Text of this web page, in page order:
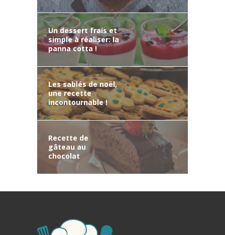
Un dessert frais et
simple à réaliser: la
panna cotta !
Les sablés de noël,
une recette
incontournable !
Recette de
gâteau au
chocolat